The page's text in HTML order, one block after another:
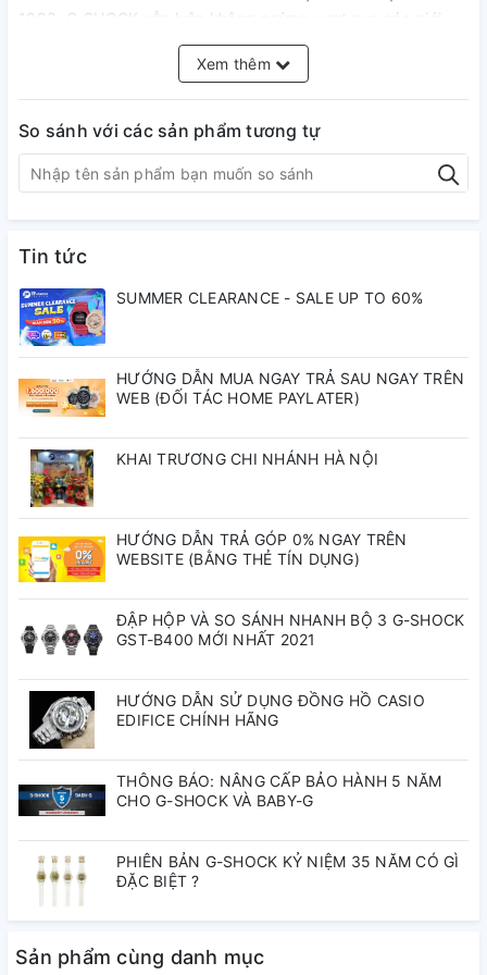
1983, G-SHOCK vẫn luôn không ngừng vượt qua các giới
hạn mới về độ bền đồng hồ hiển thị giờ hiện hành, đồng thời
tạo ra các thiết kế mới lạ và độc đáo. Những mẫu mới này
Những mẫu mới này thừa hưởng kiểu dáng bát giác cũng
được dùng cho mẫu DW-5000C nguyên bản. Chiếc đồng hồ
hiển thị giờ hiện hành kết hợp kim và số gói gọn trong một
thiết kế đơn giản hữu dụng mà vẫn giữ được độ bền ngang
Chất liệu nhựa vô cùng mạnh mẽ còn được gia cố sợi
cacbon giúp tạo nên lớp vỏ chỉ dày 11,8 mm. Đây là lớp vỏ
mỏng nhất trong số các mẫu kết hợp của G-SHOCK.
Neobrite: Dạ quang
Cấu trúc bảo vệ lõi cacbon mới bảo vệ mô-đun bằng cách
bao kín mô-đun trong lớp vỏ cacbon. Lớp vỏ làm bằng nhựa
mịn pha lẫn sợi cacbon có độ bền và sức chịu nứt vỡ vượt
trội.
Đặc điểm kỹ thuật
Vật liệu vỏ / vành bezel: Cacbon / Nhựa
Dây đeo bằng nhựa
Mặt kính khoáng
Chống nước ở độ sâu 200 mét
Đèn LED cho mặt đồng hồ (Chiếu sáng cực
mạnh, thời lượng chiếu sáng có thể lựa chọn (1,5
Đèn LED cực tím cho màn hình số (Chiếu sáng
cực mạnh, thời lượng chiếu sáng có thể lựa chọn
Giờ thế giới
31 múi giờ (48 thành phố + giờ phối hợp quốc
Xem thêm
So sánh với các sản phẩm tương tự
Tin tức
SUMMER CLEARANCE - SALE UP TO 60%
HƯỚNG DẪN MUA NGAY TRẢ SAU NGAY TRÊN
WEB (ĐỐI TÁC HOME PAYLATER)
KHAI TRƯƠNG CHI NHÁNH HÀ NỘI
HƯỚNG DẪN TRẢ GÓP 0% NGAY TRÊN
WEBSITE (BẰNG THẺ TÍN DỤNG)
ĐẬP HỘP VÀ SO SÁNH NHANH BỘ 3 G-SHOCK
GST-B400 MỚI NHẤT 2021
HƯỚNG DẪN SỬ DỤNG ĐỒNG HỒ CASIO
EDIFICE CHÍNH HÃNG
THÔNG BÁO: NÂNG CẤP BẢO HÀNH 5 NĂM
CHO G-SHOCK VÀ BABY-G
PHIÊN BẢN G-SHOCK KỶ NIỆM 35 NĂM CÓ GÌ
ĐẶC BIỆT ?
Sản phẩm cùng danh mục